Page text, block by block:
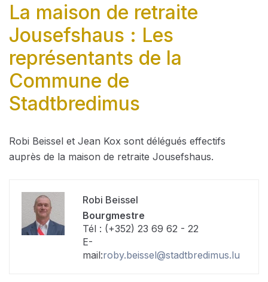
La maison de retraite
Jousefshaus : Les
représentants de la
Commune de
Stadtbredimus
Robi Beissel et Jean Kox sont délégués effectifs
auprès de la maison de retraite Jousefshaus.
Robi Beissel
Bourgmestre
Tél : (+352) 23 69 62 - 22
E-
mail:roby.beissel@stadtbredimus.lu